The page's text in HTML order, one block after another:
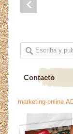
Contacto
marketing-